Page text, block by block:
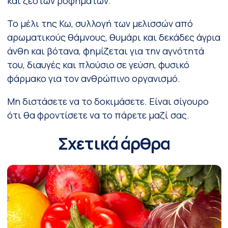
Το μέλι της Κω, συλλογή των μελισσών από
αρωματικούς θάμνους, θυμάρι και δεκάδες άγρια
άνθη και βότανα, φημίζεται για την αγνότητά
του, διαυγές και πλούσιο σε γεύση, φυσικό
φάρμακο για τον ανθρώπινο οργανισμό.
Μη διστάσετε να το δοκιμάσετε. Είναι σίγουρο
ότι θα φροντίσετε να το πάρετε μαζί σας.
Σχετικά άρθρα